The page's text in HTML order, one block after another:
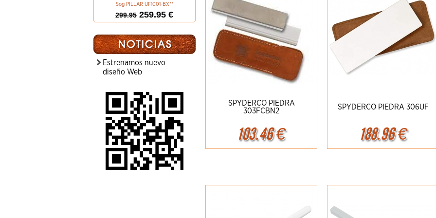
Sog PILLAR UF1001-BX**
299.95 259.95 €
BOKER Mach-1 Damasco 1969 111102DAM**
499.00449.00 € 314.95 €
FOX VULPIS
FX-
Estrenamos nuevo
diseño Web
SPYDERCO PIEDRA
303FCBN2
103.46€
Ampliar Detalles
SPYDERCO PIEDRA 306UF
188.96€
Ampliar Detalles